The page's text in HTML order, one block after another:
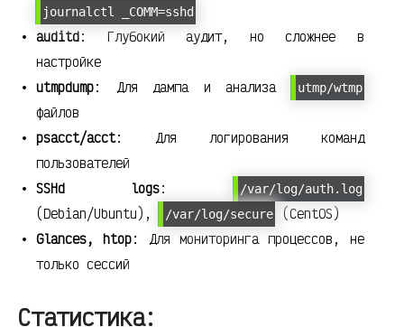
journalctl _COMM=sshd
auditd: Глубокий аудит, но сложнее в
настройке
utmpdump: Для дампа и анализа utmp/wtmp
файлов
psacct/acct: Для логирования команд
пользователей
SSHd logs: /var/log/auth.log
(Debian/Ubuntu), /var/log/secure
(CentOS)
Glances, htop: Для мониторинга процессов, не
только сессий
Статистика: